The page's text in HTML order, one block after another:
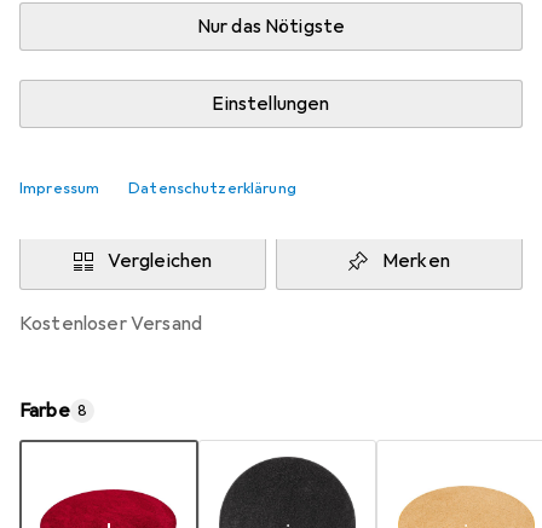
Nur das Nötigste
Einstellungen
Impressum Datenschutzerklärung
Mehr als 10 Stück an Lager beim Drittanbieter
Lieferort angeben für genaue Lieferzeit
teppichversand24DE
In den Warenkorb
Vergleichen Merken
kostenloser Versand
Farbe 8